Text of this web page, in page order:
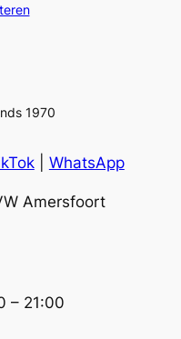
tot
1970
| WhatsApp
Amersfoort
– 21:00